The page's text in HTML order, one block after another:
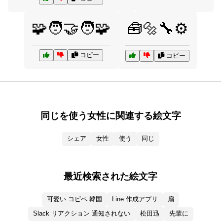
🧩🧑‍🤝‍🧑🧩
コピー
🧰🔩🔧⚙️
コピー
同じを使う女性に関連する絵文字
シェア 女性 使う 同じ
最近検索された絵文字
可愛い コピペ 韓国 Line 作成アプリ
扇
Slack リアクション 通知されない
松田迅 先輩に